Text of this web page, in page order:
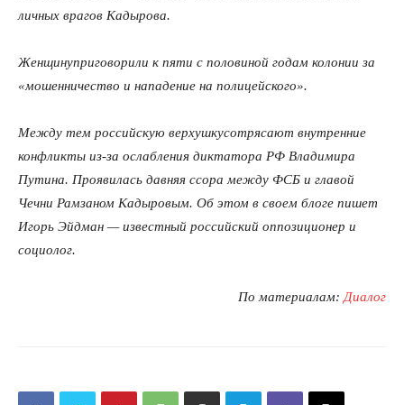
личных врагов Кадырова.
Женщинуприговорили к пяти с половиной годам колонии за
«мошенничество и нападение на полицейского».
Между тем российскую верхушкусотрясают внутренние
конфликты из-за ослабления диктатора РФ Владимира
Путина. Проявилась давняя ссора между ФСБ и главой
Чечни Рамзаном Кадыровым. Об этом в своем блоге пишет
Игорь Эйдман — известный российский оппозиционер и
социолог.
По материалам: Диалог